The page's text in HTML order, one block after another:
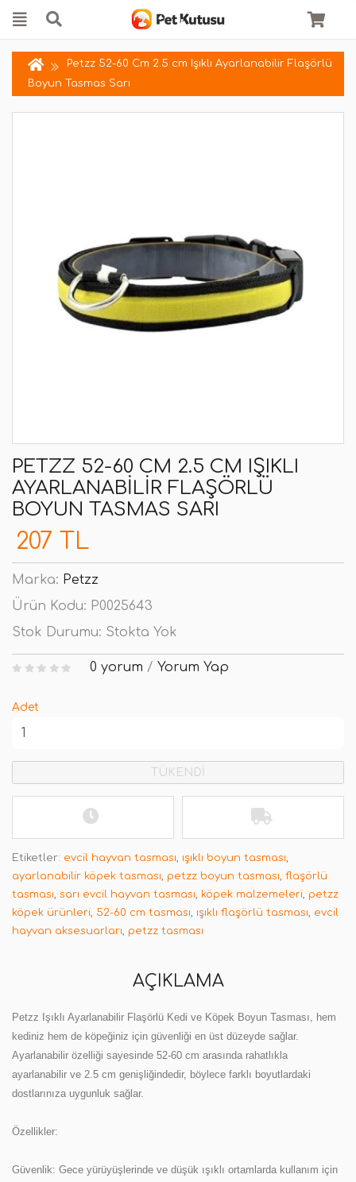
Petzz 52-60 Cm 2.5 cm Işıklı Ayarlanabilir Flaşörlü
Boyun Tasmas Sarı
PETZZ 52-60 CM 2.5 CM IŞIKLI
AYARLANABILIR FLAŞÖRLÜ
BOYUN TASMAS SARI
207 TL
Marka: Petzz
Ürün Kodu: P0025643
Stok Durumu: Stokta Yok
0 yorum / Yorum Yap
Adet
TÜKENDİ
Etiketler: evcil hayvan tasması, ışıklı boyun tasması,
ayarlanabilir köpek tasması, petzz boyun tasması, flaşörlü
tasması, sarı evcil hayvan tasması, köpek malzemeleri, petzz
köpek ürünleri, 52-60 cm tasması, ışıklı flaşörlü tasması, evcil
hayvan aksesuarları, petzz tasması
AÇIKLAMA
Petzz Işıklı Ayarlanabilir Flaşörlü Kedi ve Köpek Boyun Tasması, hem
kediniz hem de köpeğiniz için güvenliği en üst düzeyde sağlar.
Ayarlanabilir özelliği sayesinde 52-60 cm arasında rahatlıkla
ayarlanabilir ve 2.5 cm genişliğindedir, böylece farklı boyutlardaki
dostlarınıza uygunluk sağlar.
Özellikler:
Güvenlik: Gece yürüyüşlerinde ve düşük ışıklı ortamlarda kullanım için